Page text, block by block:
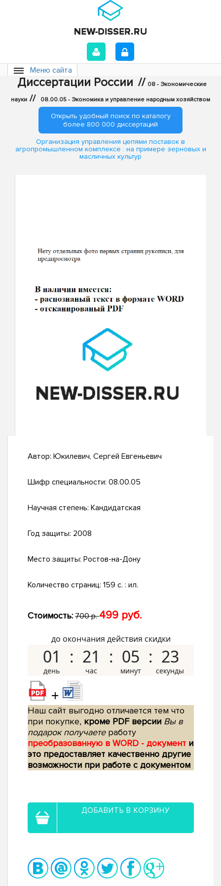
Меню сайта
Диссертации России // 08 - Экономические
науки // 08.00.05 - Экономика и управление народным хозяйством
Открыть удобный поиск по каталогу
более 800 000 диссертаций
Организация управления цепями поставок в
агропромышленном комплексе : на примере зерновых и
масличных культур
Автор: Юкилевич, Сергей Евгеньевич
Шифр специальности: 08.00.05
Научная степень: Кандидатская
Год защиты: 2008
Место защиты: Ростов-на-Дону
Количество страниц: 159 с. : ил.
Стоимость: 700 р.499 руб.
до окончания действия скидки
01 21 05 22
+
Наш сайт выгодно отличается тем что
при покупке, кроме PDF версии Вы в
подарок получаетеработу
преобразованную в WORD - документ и
это предоставляет качественно другие
возможности при работе с документом
ДОБАВИТЬ В КОРЗИНУ